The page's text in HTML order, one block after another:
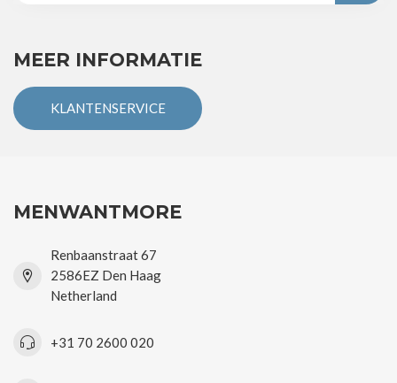
MEER INFORMATIE
KLANTENSERVICE
MENWANTMORE
Renbaanstraat 67
2586EZ Den Haag
Netherland
+31 70 2600 020